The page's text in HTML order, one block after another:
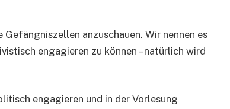
anzuschauen. Wir nennen es
engagieren zu können – natürlich wird
engagieren und in der Vorlesung